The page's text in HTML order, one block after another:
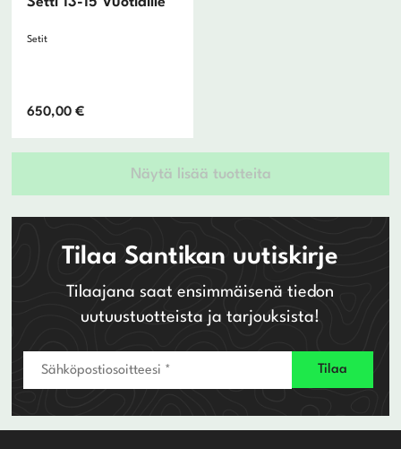
Setit
650,00€
Näytä lisää tuotteita
Tilaa Santikan uutiskirje
Tilaajana saat ensimmäisenä tiedon
uutuustuotteista ja tarjouksista!